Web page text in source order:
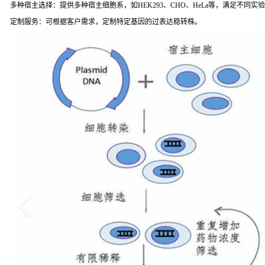
多种宿主选择：提供多种宿主细胞系，如HEK293、CHO、HeLa等，满足不同实
定制服务：可根据客户需求，定制特定基因的过表达稳转株。